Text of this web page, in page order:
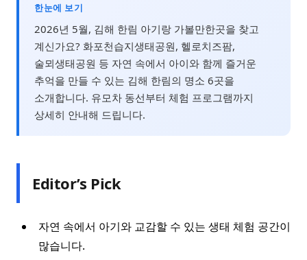
한눈에 보기
2026년 5월, 김해 한림 아기랑 가볼만한곳을 찾고
계신가요? 화포천습지생태공원, 헬로치즈팜,
술뫼생태공원 등 자연 속에서 아이와 함께 즐거운
추억을 만들 수 있는 김해 한림의 명소 6곳을
소개합니다. 유모차 동선부터 체험 프로그램까지
상세히 안내해 드립니다.
Editor’s Pick
자연 속에서 아기와 교감할 수 있는 생태 체험 공간이
많습니다.